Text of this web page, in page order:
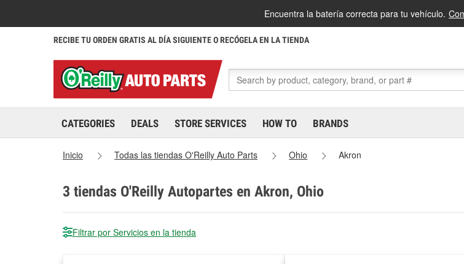
Encuentra la batería correcta para tu vehículo.
RECIBE TU ORDEN GRATIS AL DÍA SIGUIENTE O RECÓGELA EN LA TIENDA
CATEGORIES DEALS STORE SERVICES HOW TO BRANDS
Inicio Todas las tiendas O'Reilly Auto Parts Ohio Akron
3 tiendas O'Reilly Autopartes en Akron, Ohio
Filtrar por Servicios en la tienda